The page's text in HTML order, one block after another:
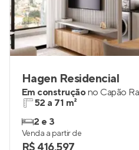
Hagen Residencial
Em construçãono Capão
52 a 71 m²
2 e 3
Venda a partir de